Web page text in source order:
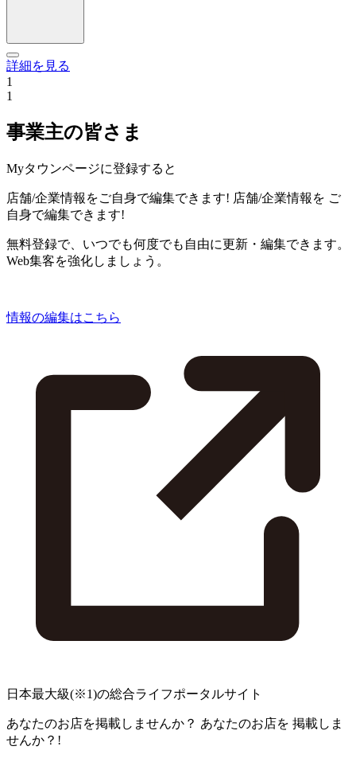
詳細を見る
1
1
事業主の皆さま
Myタウンページに登録すると
店舗/企業情報をご自身で編集できます! 店舗/企業情報を ご
自身で編集できます!
無料登録で、いつでも何度でも自由に更新・編集できます。
Web集客を強化しましょう。
情報の編集はこちら
日本最大級(※1)の総合ライフポータルサイト
あなたのお店を掲載しませんか？ あなたのお店を 掲載しま
せんか？!